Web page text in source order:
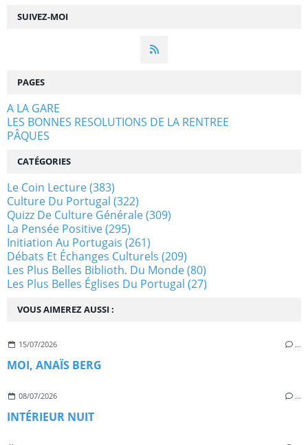
SUIVEZ-MOI
VOUS AIMEREZ AUSSI :
15/07/2026 …
MOI, ANAÏS BERG
08/07/2026 …
INTÉRIEUR NUIT
PAGES
A LA GARE
LES BONNES RESOLUTIONS DE LA RENTREE
PÂQUES
CATÉGORIES
Le Coin Lecture(383)
Culture Du Portugal (322)
Quizz De Culture Générale(309)
La Pensée Positive(295)
Initiation Au Portugais (261)
Débats Et Échanges Culturels (209)
Les Plus Belles Biblioth. Du Monde(80)
Les Plus Belles Églises Du Portugal (27)